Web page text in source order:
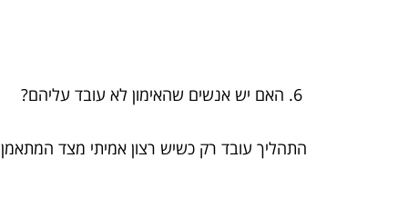
האם יש אנשים שהאימון לא עובד עליהם?
התהליך עובד רק כשיש רצון אמיתי מצד